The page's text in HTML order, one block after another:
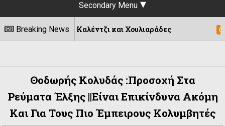
Secondary Menu
Breaking News
σε Καλέντζι και Χουλιαράδες 06/08/2026
Θοδωρής Κολυδάς :Προσοχή Στα
Ρεύματα Έλξης ||Είναι Επικίνδυνα Ακόμη
Και Για Τους Πιο Έμπειρους Κολυμβητές